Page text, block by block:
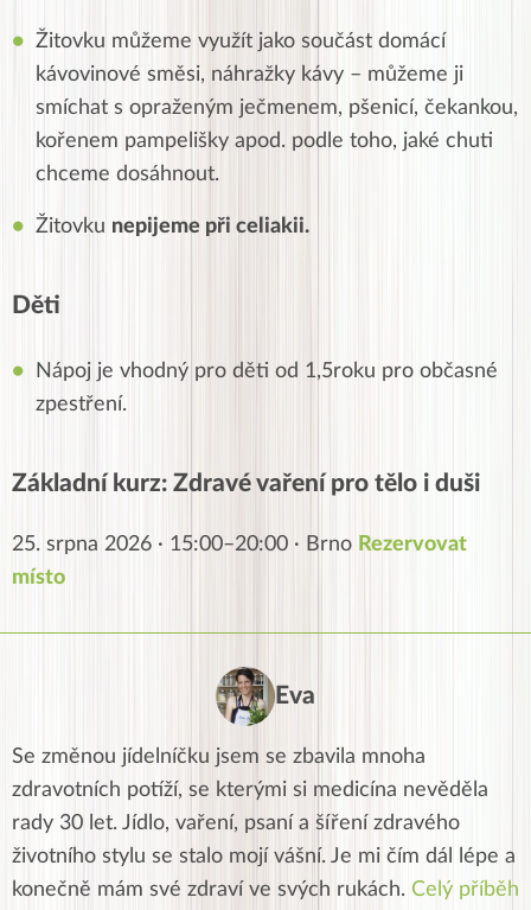
Žitovku můžeme využít jako součást domácí
kávovinové směsi, náhražky kávy – můžeme ji
smíchat s opraženým ječmenem, pšenicí, čekankou,
kořenem pampelišky apod. podle toho, jaké chuti
chceme dosáhnout.
Žitovku nepijeme při celiakii.
Děti
Nápoj je vhodný pro děti od 1,5roku pro občasné
zpestření.
Základní kurz: Zdravé vaření pro tělo i duši
25. srpna 2026 · 15:00–20:00 · Brno Rezervovat
místo
Eva
Se změnou jídelníčku jsem se zbavila mnoha
zdravotních potíží, se kterými si medicína nevěděla
rady 30 let. Jídlo, vaření, psaní a šíření zdravého
životního stylu se stalo mojí vášní. Je mi čím dál lépe a
konečně mám své zdraví ve svých rukách. Celý příběh